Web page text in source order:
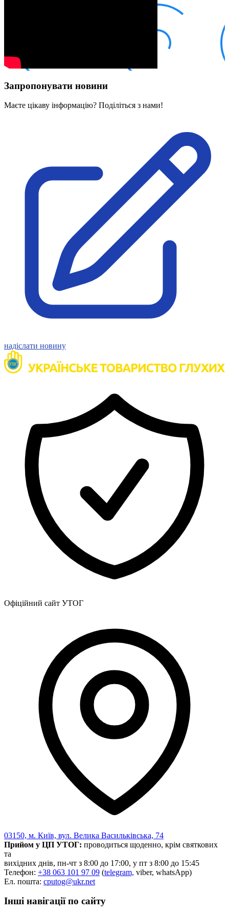
Все про УТОГ: ваші права, послуги та підтримка:
Історія глухих
Брифінги
Офіційна інформація
Всеукраїнська Рада голів обласних
організацій УТОГ
Всеукраїнська Рада ветеранів УТОГ
Всеукраїнська Рада перекладачів жестової
Всеукраїнська Рада директорів УТОГ
Всеукраїнська молодіжна Рада УТОГ
Молодіжні лідери УТОГ
Ветерани УТОГ
Мережа УТОГ
Підприємства УТОГ
Рекорди УТОГ
Видання УТОГ
Звіти
Контакти
Для абітурієнтів
Уроки
Українська жестова мова
Правознавство
Я досліджую світ
Реєстр перекладачів жестової мови Українського
товариства глухих
Підготовка перекладачів
Безбар'єрність для глухих
Вінницька область
Волинська область
Дніпропетровська область
Донецька область
Закарпатська область
Запорізька область
Івано-Франківська область
Кіровоградська область
Одеська область
Полтавська область
Рівненська область
Сумська область
Тернопільська область
Харківська область
Херсонська область
Хмельницька область
Черкаська область
Чернівецька область
Чернігівська область
Особи відповідальні за контактування з
питань укладення договорів
Вивчаємо жестову мову
Ресурс для вивчення жестових мов різних країн
ЦУЖМ
Проєкт "Жестова мова для поліцейських"
Про шахрайські схеми
ВІКТОРИНА
На допомогу військовим
Медична термінологія жестовою мовою
Запропонувати новини
Маєте цікаву інформацію? Поділіться з нами!
надіслати новину
Офіційний сайт УТОГ
03150, м. Київ, вул. Велика Васильківська, 74
Прийом у ЦП УТОГ: проводиться щоденно, крім святкових
та
вихідних днів, пн-чт з 8:00 до 17:00, у пт з 8:00 до 15:45
Телефон: +38 063 101 97 09 (telegram, viber, whatsApp)
Ел. пошта: cputog@ukr.net
Інші навігації по сайту